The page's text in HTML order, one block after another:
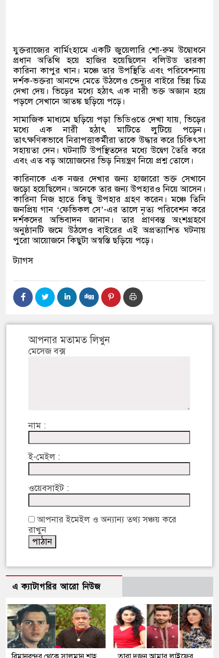
যুক্তরাজ্যের বার্মিংহামে একটি জুয়েলারি শো-রুম উদ্বোধনে
প্রধান অতিথি হয়ে হাজির হয়েছিলেন বলিউড তারকা
কারিনা কাপুর খান। মঞ্চে তার উপস্থিতি এবং পরিবেশনায়
দর্শক-ভক্তরা আনন্দে মেতে উঠলেও ভেন্যুর বাইরে ভিন্ন চিত্র
দেখা দেয়। ভিড়ের মধ্যে হঠাৎ এক নারী ভক্ত অজ্ঞান হয়ে
পড়লে সেখানে আতঙ্ক ছড়িয়ে পড়ে।
সামাজিক মাধ্যমে ছড়িয়ে পড়া ভিডিওতে দেখা যায়, ভিড়ের
মধ্যে এক নারী হঠাৎ মাটিতে লুটিয়ে পড়েন।
তাৎক্ষণিকভাবে নিরাপত্তাকর্মীরা তাকে উদ্ধার করে চিকিৎসা
সহায়তা দেন। ঘটনাটি উপস্থিতদের মধ্যে উদ্বেগ তৈরি করে
এবং এত বড় আয়োজনের ভিড় নিয়ন্ত্রণ নিয়ে প্রশ্ন তোলে।
কারিনাকে এক নজর দেখার জন্য হাজারো ভক্ত সেখানে
জড়ো হয়েছিলেন। অনেকে তার জন্য উপহারও নিয়ে আসেন।
কারিনা নিজ হাতে কিছু উপহার গ্রহণ করেন। মঞ্চে তিনি
জনপ্রিয় গান ‘ফেভিকল সে’-এর তালে নৃত্য পরিবেশন করে
দর্শকদের অভিবাদন জানান। তার প্রাণবন্ত অংশগ্রহণে
অনুষ্ঠানটি জমে উঠলেও বাইরের এই অপ্রত্যাশিত ঘটনায়
পুরো আয়োজনে কিছুটা অস্বস্তি ছড়িয়ে পড়ে।
ট্যাগস
আপনার মতামত লিখুন
মেসেজ বক্স
নাম :
ই-মেইল :
ওয়েবসাইট :
আপনার ইমেইল ও অন্যান্য তথ্য সঞ্চয় করে
রাখুন
এ ক্যাটাগরির আরো নিউজ